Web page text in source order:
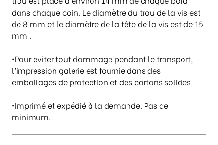
0
0
dans chaque coin. Le diamètre du trou de la vis est
de 8 mm et le diamètre de la tête de la vis est de 15
mm .
•Pour éviter tout dommage pendant le transport,
l’impression galerie est fournie dans des
emballages de protection et des cartons solides
•Imprimé et expédié à la demande. Pas de
minimum.